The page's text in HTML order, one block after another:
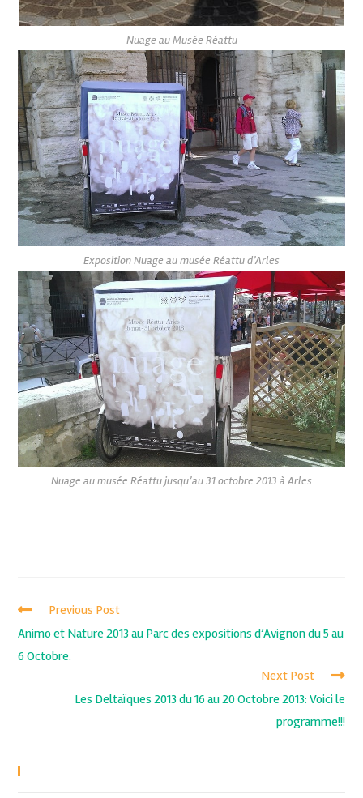
Nuage au Musée Réattu
Exposition Nuage au musée Réattu d’Arles
Nuage au musée Réattu jusqu’au 31 octobre 2013 à Arles
Previous Post
Animo et Nature 2013 au Parc des expositions d’Avignon du 5 au
6 Octobre.
Next Post
Les Deltaïques 2013 du 16 au 20 Octobre 2013: Voici le
programme!!!